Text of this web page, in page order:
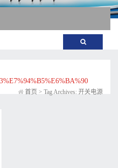
首页 > Tag Archives: 开关电源